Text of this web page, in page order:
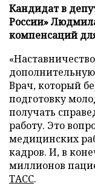
Кандидат в
России»
компенсаций
Врач, который
подготовку
получать
работу. Это
медицинских
кадров. И, в
миллионов
ТАСС.